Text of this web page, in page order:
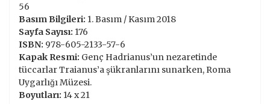
56
Basım Bilgileri: 1. Basım / Kasım 2018
Sayfa Sayısı: 176
ISBN: 978-605-2133-57-6
Kapak Resmi: Genç Hadrianus’un nezaretinde
tüccarlar Traianus’a şükranlarını sunarken, Roma
Uygarlığı Müzesi.
Boyutları: 14 x 21